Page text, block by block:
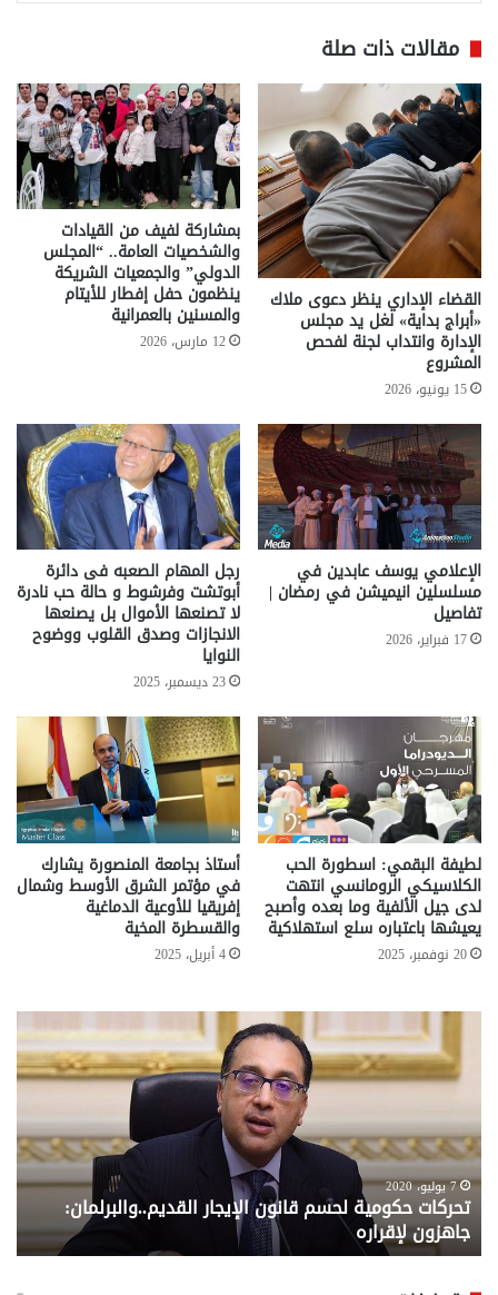
مقالات ذات صلة
القضاء الإداري ينظر دعوى ملاك
«أبراج بداية» لغل يد مجلس
الإدارة وانتداب لجنة لفحص
المشروع
15 يونيو، 2026
بمشاركة لفيف من القيادات
والشخصيات العامة.. “المجلس
الدولي” والجمعيات الشريكة
ينظمون حفل إفطار للأيتام
والمسنين بالعمرانية
12 مارس، 2026
الإعلامي يوسف عابدين في
مسلسلين انيميشن في رمضان |
تفاصيل
17 فبراير، 2026
رجل المهام الصعبه فى دائرة
أبوتشت وفرشوط و حالة حب نادرة
لا تصنعها الأموال بل يصنعها
الانجازات وصدق القلوب ووضوح
النوايا
23 ديسمبر، 2025
لطيفة البقمي: اسطورة الحب
الكلاسيكي الرومانسي انتهت
لدى جيل الألفية وما بعده وأصبح
يعيشها باعتباره سلع استهلاكية
20 نوفمبر، 2025
أستاذ بجامعة المنصورة يشارك
في مؤتمر الشرق الأوسط وشمال
إفريقيا للأوعية الدماغية
والقسطرة المخية
4 أبريل، 2025
تحركات
حكومية
لحسم
قانون
القديم..والبرلمان:
جاهزون
لإقراره
7 يوليو، 2020
تحركات حكومية لحسم قانون الإيجار القديم..والبرلمان:
جاهزون لإقراره
..
من